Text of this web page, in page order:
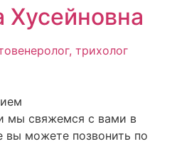
трихолог​
мы свяжемся с вами в
можете позвонить по